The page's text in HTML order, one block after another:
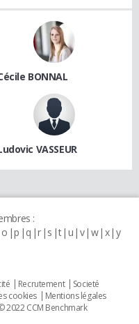
BONNAL
VASSEUR
:
o p q r s t u v w x y
Recrutement
Societé
cookies
Mentions légales
2022 CCM Benchmark